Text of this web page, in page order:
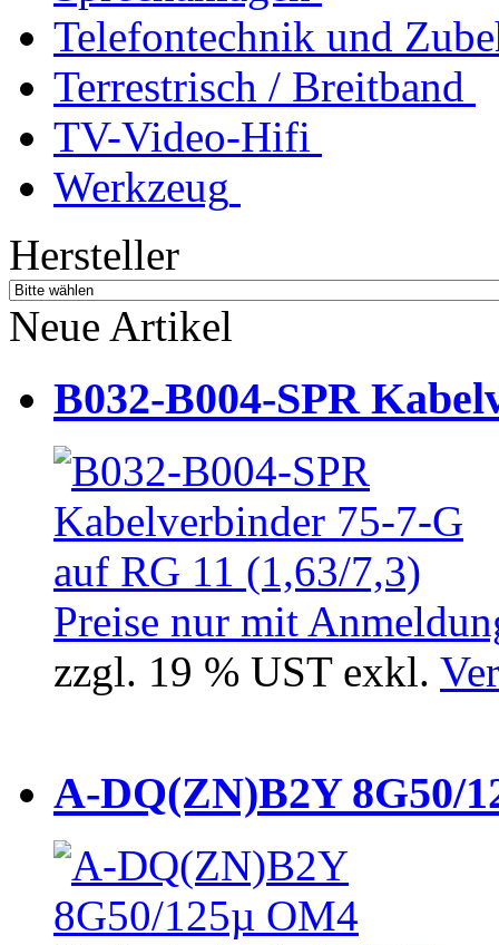
Telefontechnik und
Terrestrisch / Breitband
TV-Video-Hifi
Werkzeug
Hersteller
Neue Artikel
B032-B004-SPR
Preise nur mit
zzgl. 19 % UST exkl.
A-DQ(ZN)B2Y 8G50/